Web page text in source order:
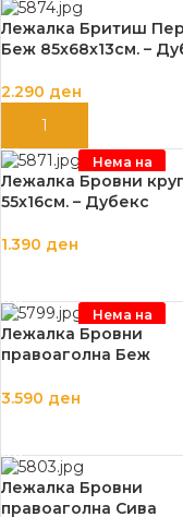
Лежалка Бритиш
Беж 85х68х13см. –
2.290 ден
ДОДАЈ ВО КОШНИЦА
Нема на
залиха
Лежалка Бровни
55х16см. – Дубекс
1.390 ден
Нема на
залиха
Лежалка Бровни
правоаголна Беж
3.590 ден
Лежалка Бровни
правоаголна Сива